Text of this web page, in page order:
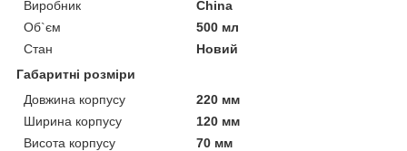
Виробник
China
Об`єм
500 мл
Стан
Новий
Габаритні розміри
Довжина корпусу
220 мм
Ширина корпусу
120 мм
Висота корпусу
70 мм